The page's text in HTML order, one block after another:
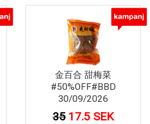
金百合 甜梅菜
#50%OFF#BBD
30/09/2026
35 17.5 SEK